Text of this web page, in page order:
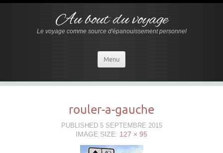
Au bout du voyage
Le voyage comme source d'épanouissement personnel
Menu
rouler-a-gauche
PUBLISHED 5 SEPTEMBRE 2015
IMAGE SIZE: 127 × 95